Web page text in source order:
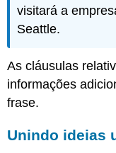
visitará a
Seattle.
As cláusulas
informações
frase.
Unindo ideias